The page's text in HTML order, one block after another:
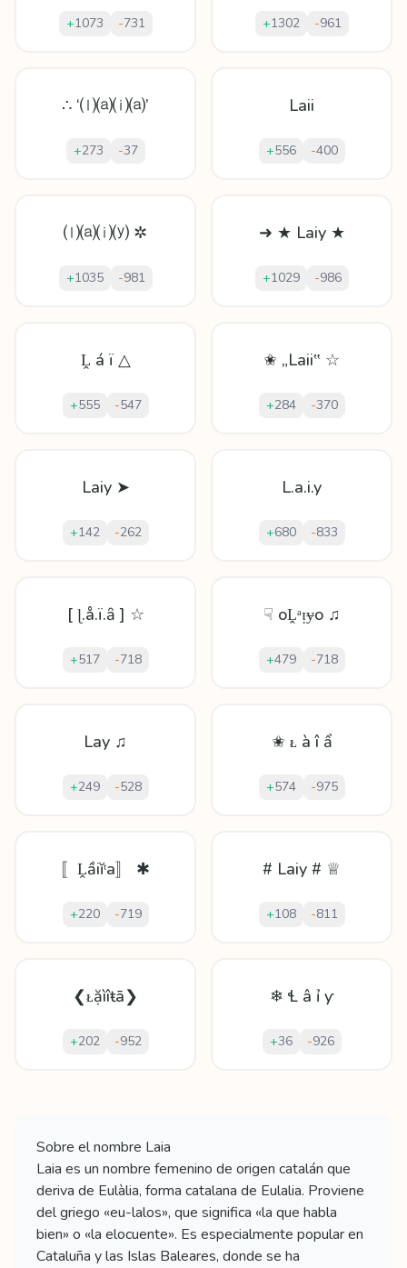
+1073 -731 +1302 -961
∴ ‘⒧⒜⒤⒜’
+273 -37
Laii
+556 -400
⒧⒜⒤⒴ ✲
+1035 -981
➜ ★ Laiy ★
+1029 -986
Ḽ á ï △
+555 -547
✬ „Laii‟ ☆
+284 -370
Laiy ➤
+142 -262
L.a.i.y
+680 -833
[ ɭ.å.ï.ȃ ] ☆
+517 -718
☟ oḼᵃᴉɏo ♫
+479 -718
Lay ♫
+249 -528
✬ ᴌ à î ẩ
+574 -975
〚Ḽầіĭᵗa〛 ✱
+220 -719
# Laiy # ♕
+108 -811
❮ᴌặìîŧā❯
+202 -952
❄ Ɬ â ỉ ƴ
+36 -926
Sobre el nombre Laia
Laia es un nombre femenino de origen catalán que
deriva de Eulàlia, forma catalana de Eulalia. Proviene
del griego «eu-lalos», que significa «la que habla
bien» o «la elocuente». Es especialmente popular en
Cataluña y las Islas Baleares, donde se ha